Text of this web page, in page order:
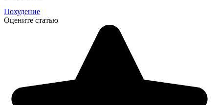
Похудение
Оцените статью